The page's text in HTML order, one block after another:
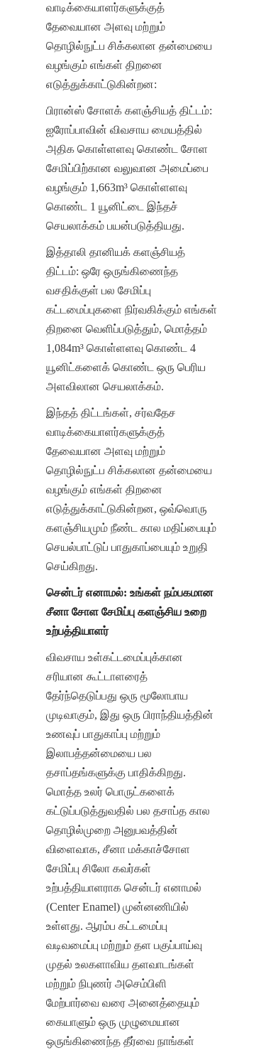
வாடிக்கையாளர்களுக்குத்
தேவையான அளவு மற்றும்
தொழில்நுட்ப சிக்கலான தன்மையை
வழங்கும் எங்கள் திறனை
எடுத்துக்காட்டுகின்றன:
பிரான்ஸ் சோளக் களஞ்சியத் திட்டம்:
ஐரோப்பாவின் விவசாய மையத்தில்
அதிக கொள்ளளவு கொண்ட சோள
சேமிப்பிற்கான வலுவான அமைப்பை
வழங்கும் 1,663m³ கொள்ளளவு
கொண்ட 1 யூனிட்டை இந்தச்
செயலாக்கம் பயன்படுத்தியது.
இத்தாலி தானியக் களஞ்சியத்
திட்டம்: ஒரே ஒருங்கிணைந்த
வசதிக்குள் பல சேமிப்பு
கட்டமைப்புகளை நிர்வகிக்கும் எங்கள்
திறனை வெளிப்படுத்தும், மொத்தம்
1,084m³ கொள்ளளவு கொண்ட 4
யூனிட்களைக் கொண்ட ஒரு பெரிய
அளவிலான செயலாக்கம்.
இந்தத் திட்டங்கள், சர்வதேச
வாடிக்கையாளர்களுக்குத்
தேவையான அளவு மற்றும்
தொழில்நுட்ப சிக்கலான தன்மையை
வழங்கும் எங்கள் திறனை
எடுத்துக்காட்டுகின்றன, ஒவ்வொரு
களஞ்சியமும் நீண்ட கால மதிப்பையும்
செயல்பாட்டுப் பாதுகாப்பையும் உறுதி
செய்கிறது.
சென்டர் எனாமல்: உங்கள் நம்பகமான
சீனா சோள சேமிப்பு களஞ்சிய உறை
உற்பத்தியாளர்
விவசாய உள்கட்டமைப்புக்கான
சரியான கூட்டாளரைத்
தேர்ந்தெடுப்பது ஒரு மூலோபாய
முடிவாகும், இது ஒரு பிராந்தியத்தின்
உணவுப் பாதுகாப்பு மற்றும்
இலாபத்தன்மையை பல
தசாப்தங்களுக்கு பாதிக்கிறது.
மொத்த உலர் பொருட்களைக்
கட்டுப்படுத்துவதில் பல தசாப்த கால
தொழில்முறை அனுபவத்தின்
விளைவாக, சீனா மக்காச்சோள
சேமிப்பு சிலோ கவர்கள்
உற்பத்தியாளராக சென்டர் எனாமல்
(Center Enamel) முன்னணியில்
உள்ளது. ஆரம்ப கட்டமைப்பு
வடிவமைப்பு மற்றும் தள பகுப்பாய்வு
முதல் உலகளாவிய தளவாடங்கள்
மற்றும் நிபுணர் அசெம்பிளி
மேற்பார்வை வரை அனைத்தையும்
கையாளும் ஒரு முழுமையான
ஒருங்கிணைந்த தீர்வை நாங்கள்